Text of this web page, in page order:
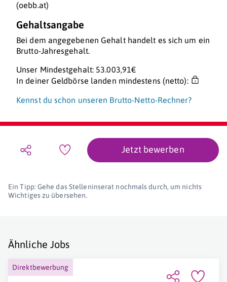
(oebb.at)
Gehaltsangabe
Bei dem angegebenen Gehalt handelt es sich um ein
Brutto-Jahresgehalt.
Unser Mindestgehalt: 53.003,91€
In deiner Geldbörse landen mindestens (netto):
Kennst du schon unseren Brutto-Netto-Rechner?
Jetzt bewerben
Ein Tipp: Gehe das Stelleninserat nochmals durch, um nichts
Wichtiges zu übersehen.
Ähnliche Jobs
Direktbewerbung